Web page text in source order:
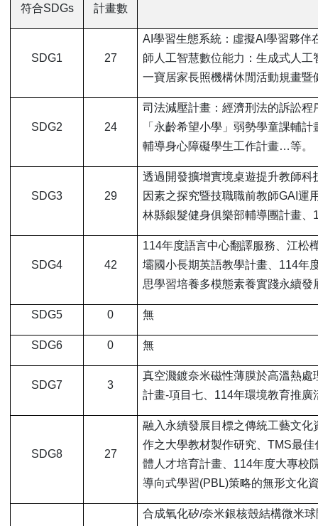
符合SDGs 計畫數
SDG1 27
AI學習生態系統：虛擬AI學習夥伴
師人工智慧數位能力：生成式人
一寶居家長照機構休閒活動規畫
SDG2 24
司法減壓計畫：經濟刑法的訴訟
「永齡希望小學」弱勢學童課輔
輔導身心障礙學生工作計畫…等。
SDG3 29
透過開發擴增實境桌遊提升教師
因素之探究暨技職職前教師GAI運
林縣銀髮健身俱樂部輔導團計畫
SDG4 42
114年度語言中心翻譯服務、江松
壩國小長期英語教學計畫、114年
思學習培養多模態素養實踐永續
SDG5 0 無
SDG6 0 無
SDG7 3
真空濺鍍奈米磁性薄膜於高溫熱
計畫-項目七、114年環境教育推廣
SDG8 27
融入永續發展目標之傳統工藝文
作之大學教材製作研究、TMS最
體人才培育計畫、114年度大專校
導向式學習(PBL)策略的無形文化
合成氧化矽/奈米銀核殼結構微米